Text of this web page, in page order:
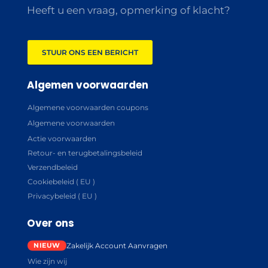
Heeft u een vraag, opmerking of klacht?
STUUR ONS EEN BERICHT
Algemen voorwaarden
Algemene voorwaarden coupons
Algemene voorwaarden
Actie voorwaarden
Retour- en terugbetalingsbeleid
Verzendbeleid
Cookiebeleid ( EU )
Privacybeleid ( EU )
Over ons
Zakelijk Account Aanvragen
Wie zijn wij